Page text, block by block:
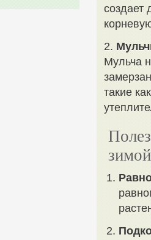
создает
2.
Мульча
такие
зимой